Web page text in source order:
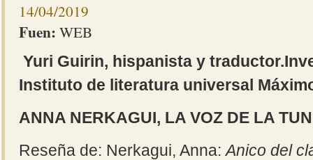
14/04/2019
Fuen: WEB
Yuri Guirin, hispanista y
Instituto de literatura universal
ANNA NERKAGUI, LA VOZ DE LA
Reseña de: Nerkagui, Anna:Anico del